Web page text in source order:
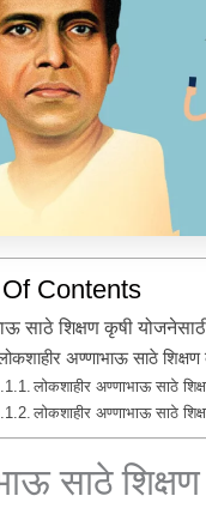
Contents
साठे शिक्षण कृषी
अण्णाभाऊ साठे
लोकशाहीर अण्णाभाऊ साठे
लोकशाहीर अण्णाभाऊ साठे
साठे